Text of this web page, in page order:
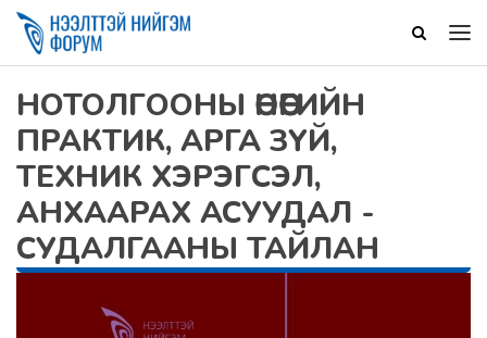
НОТОЛГООНЫ ӨНӨӨГИЙН
ПРАКТИК, АРГА ЗҮЙ,
ТЕХНИК ХЭРЭГСЭЛ,
АНХААРАХ АСУУДАЛ -
СУДАЛГААНЫ ТАЙЛАН